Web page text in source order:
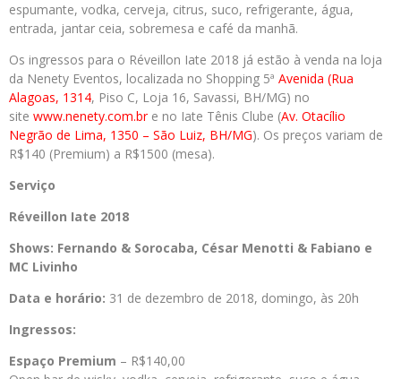
espumante, vodka, cerveja, citrus, suco, refrigerante, água,
entrada, jantar ceia, sobremesa e café da manhã.
Os ingressos para o Réveillon Iate 2018 já estão à venda na loja
da Nenety Eventos, localizada no Shopping 5ª Avenida (Rua
Alagoas, 1314, Piso C, Loja 16, Savassi, BH/MG) no
site www.nenety.com.bre no Iate Tênis Clube (Av. Otacílio
Negrão de Lima, 1350 – São Luiz, BH/MG). Os preços variam de
R$140 (Premium) a R$1500 (mesa).
Serviço
Réveillon Iate 2018
Shows: Fernando & Sorocaba, César Menotti & Fabiano e
MC Livinho
Data e horário: 31 de dezembro de 2018, domingo, às 20h
Ingressos:
Espaço Premium – R$140,00